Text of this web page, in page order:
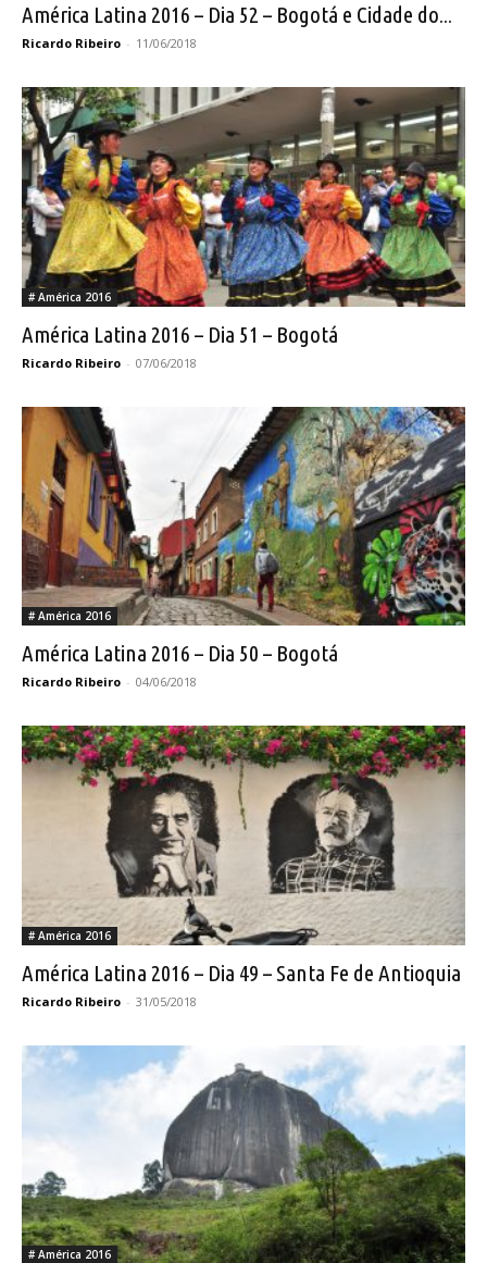
América Latina 2016 – Dia 52 – Bogotá e Cidade do...
Ricardo Ribeiro - 11/06/2018
# América 2016
América Latina 2016 – Dia 51 – Bogotá
Ricardo Ribeiro - 07/06/2018
# América 2016
América Latina 2016 – Dia 50 – Bogotá
Ricardo Ribeiro - 04/06/2018
# América 2016
América Latina 2016 – Dia 49 – Santa Fe de Antioquia
Ricardo Ribeiro - 31/05/2018
# América 2016